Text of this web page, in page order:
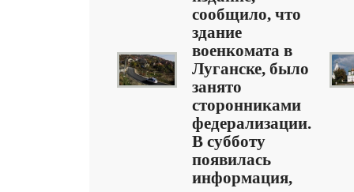
сообщило, что
здание
военкомата в
Луганске, было
занято
сторонниками
федерализации.
В субботу
появилась
информация,